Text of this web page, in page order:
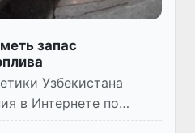
запас
Узбекистана
в Интернете по
теплиц,